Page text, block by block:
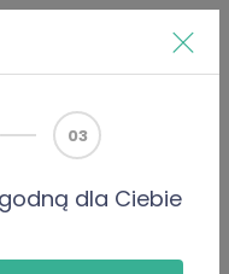
03
dla Ciebie